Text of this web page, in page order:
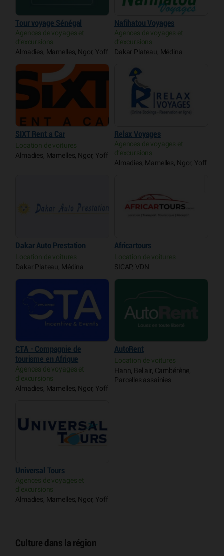
Tour voyage Sénégal
Agences de voyages et
d’excursions
Almadies, Mamelles, Ngor, Yoff
Nafihatou Voyages
Agences de voyages et
d’excursions
Dakar Plateau, Médina
SIXT Rent a Car
Location de voitures
Almadies, Mamelles, Ngor, Yoff
Relax Voyages
Agences de voyages et
d’excursions
Almadies, Mamelles, Ngor, Yoff
Dakar Auto Prestation
Location de voitures
Dakar Plateau, Médina
Africartours
Location de voitures
SICAP, VDN
CTA - Compagnie de
tourisme en Afrique
Agences de voyages et
d’excursions
Almadies, Mamelles, Ngor, Yoff
AutoRent
Location de voitures
Hann, Bel air, Cambérène,
Parcelles assainies
Universal Tours
Agences de voyages et
d’excursions
Almadies, Mamelles, Ngor, Yoff
Culture dans la région